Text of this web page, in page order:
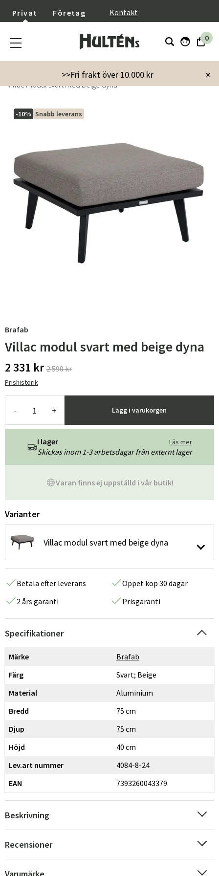
Privat Företag Kontakt
0
×
>>Fri frakt över 10.000 kr
Utemöbler Soffor
Moduler
Villac modul svart med beige dyna
-10% Snabb leverans
Brafab
Villac modul svart med beige dyna
2 331 kr 2 590 kr
Prishistorik
- + Lägg i varukorgen
Varan finns ej uppställd i vår butik!
I lager Läs mer
Skickas inom 1-3 arbetsdagar från externt lager
Varianter
Villac modul svart med beige dyna
Betala efter leverans
Öppet köp 30 dagar
2 års garanti
Prisgaranti
Specifikationer
Märke
Brafab
Färg
Svart; Beige
Material
Aluminium
Bredd
75 cm
Djup
75 cm
Höjd
40 cm
Lev.art nummer
4084-8-24
EAN
7393260043379
Beskrivning
Recensioner